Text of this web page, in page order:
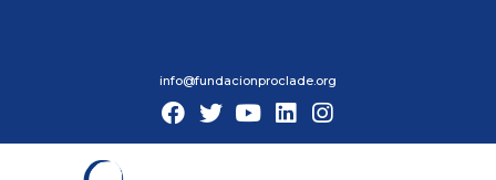
info@fundacionproclade.org